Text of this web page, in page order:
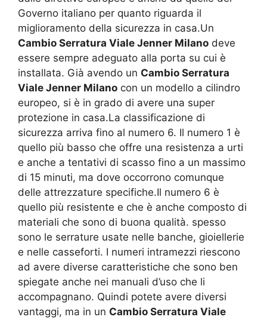
Governo italiano per quanto riguarda il
miglioramento della sicurezza in casa.Un
Cambio Serratura Viale Jenner Milano deve
essere sempre adeguato alla porta su cui è
installata. Già avendo un Cambio Serratura
Viale Jenner Milano con un modello a cilindro
europeo, si è in grado di avere una super
protezione in casa.La classificazione di
sicurezza arriva fino al numero 6. Il numero 1 è
quello più basso che offre una resistenza a urti
e anche a tentativi di scasso fino a un massimo
di 15 minuti, ma dove occorrono comunque
delle attrezzature specifiche.Il numero 6 è
quello più resistente e che è anche composto di
materiali che sono di buona qualità. spesso
sono le serrature usate nelle banche, gioiellerie
e nelle casseforti. I numeri intramezzi riescono
ad avere diverse caratteristiche che sono ben
spiegate anche nei manuali d’uso che li
accompagnano. Quindi potete avere diversi
vantaggi, ma in un Cambio Serratura Viale